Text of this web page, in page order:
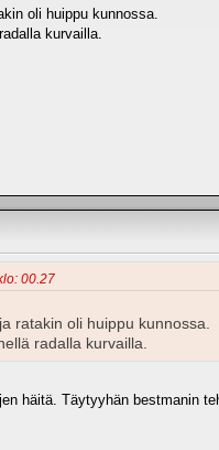
oli huippu kunnossa.
kurvailla.
00.27
ratakin oli huippu kunnossa.
radalla kurvailla.
häitä. Täytyyhän bestmanin